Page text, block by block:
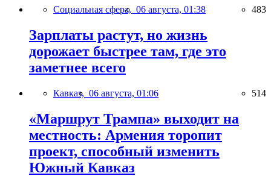
Социальная сфера, 06 августа, 01:38 483
Зарплаты растут, но жизнь
дорожает быстрее там, где это
заметнее всего
Кавказ, 06 августа, 01:06 514
«Маршрут Трампа» выходит на
местность: Армения торопит
проект, способный изменить
Южный Кавказ